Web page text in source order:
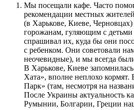
Мы посещали кафе. Часто
рекомендации местных
(в Харькове, Киеве,
горожанам, гуляющим с детьми
спрашивал их, куда бы они
с ребенком. Они советовали
неочевидные), и мы всегда
В Харькове, Киеве
Хата», вполне неплохо
Парк» (там, несмотря на
После Украины актуальность
Румынии, Болгарии, Греции